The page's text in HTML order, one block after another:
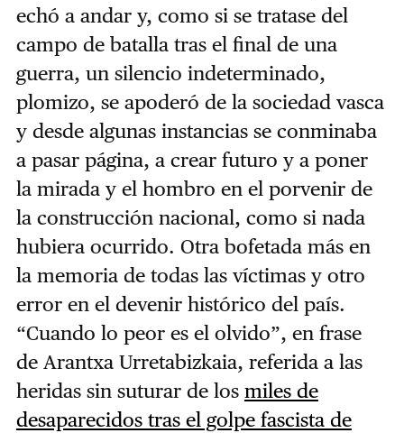
echó a andar y, como si se tratase del
campo de batalla tras el final de una
guerra, un silencio indeterminado,
plomizo, se apoderó de la sociedad vasca
y desde algunas instancias se conminaba
a pasar página, a crear futuro y a poner
la mirada y el hombro en el porvenir de
la construcción nacional, como si nada
hubiera ocurrido. Otra bofetada más en
la memoria de todas las víctimas y otro
error en el devenir histórico del país.
“Cuando lo peor es el olvido”, en frase
de Arantxa Urretabizkaia, referida a las
heridas sin suturar de los miles de
desaparecidos tras el golpe fascista de